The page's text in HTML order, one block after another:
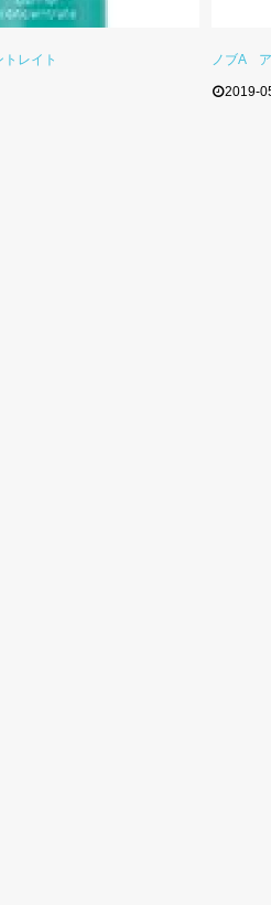
レイト ノブA
2019-